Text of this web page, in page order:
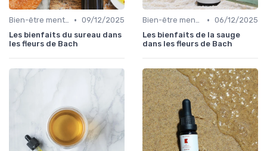
Bien-être mental • 09/12/2025
Les bienfaits du sureau dans
les fleurs de Bach
Bien-être mental • 06/12/2025
Les bienfaits de la sauge
dans les fleurs de Bach